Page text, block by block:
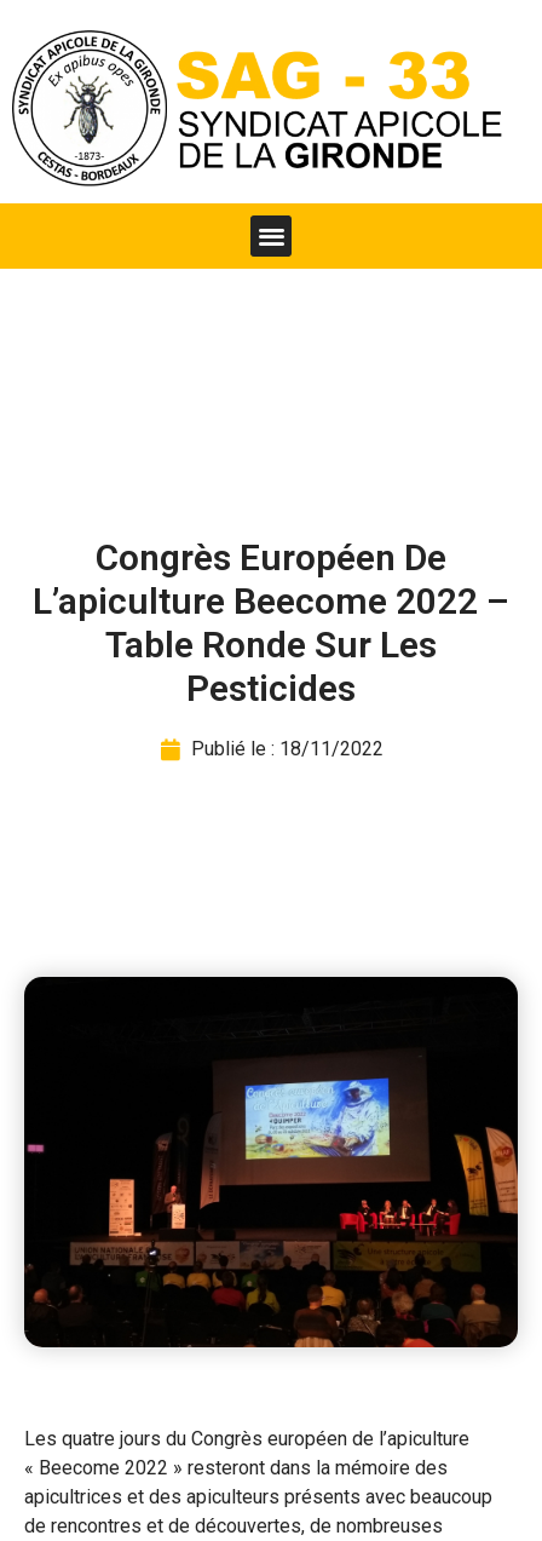
Congrès Européen De
L’apiculture Beecome 2022 –
Table Ronde Sur Les
Pesticides
Publié le : 18/11/2022
Les quatre jours du Congrès européen de l’apiculture
« Beecome 2022 » resteront dans la mémoire des
apicultrices et des apiculteurs présents avec beaucoup
de rencontres et de découvertes, de nombreuses